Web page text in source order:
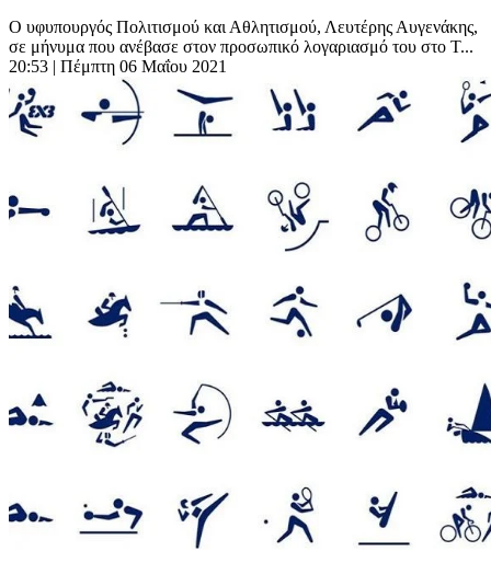
Ο υφυπουργός Πολιτισμού και Αθλητισμού, Λευτέρης Αυγενάκης,
σε μήνυμα που ανέβασε στον προσωπικό λογαριασμό του στο T...
20:53 | Πέμπτη 06 Μαΐου 2021